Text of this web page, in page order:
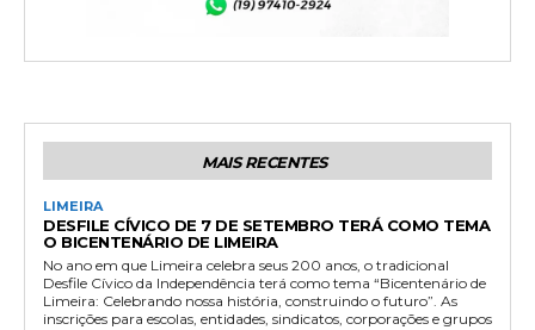
MAIS RECENTES
LIMEIRA
DESFILE CÍVICO DE 7 DE SETEMBRO TERÁ COMO TEMA
O BICENTENÁRIO DE LIMEIRA
No ano em que Limeira celebra seus 200 anos, o tradicional
Desfile Cívico da Independência terá como tema “Bicentenário de
Limeira: Celebrando nossa história, construindo o futuro”. As
inscrições para escolas, entidades, sindicatos, corporações e grupos